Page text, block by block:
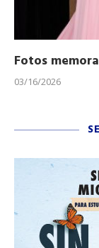
Fotos
03/16/2026